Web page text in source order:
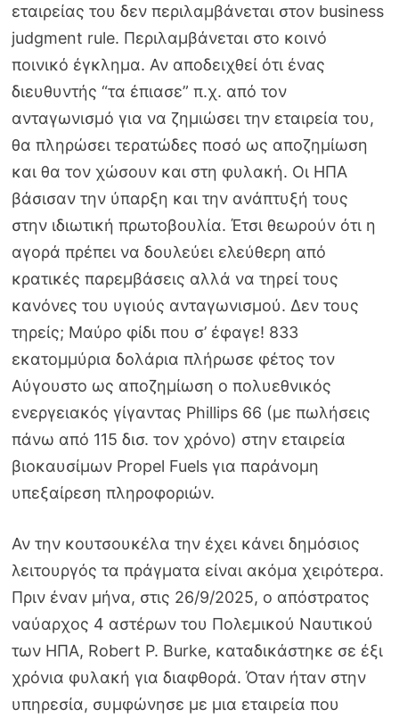
εταιρείας του δεν περιλαμβάνεται στον business
judgment rule. Περιλαμβάνεται στο κοινό
ποινικό έγκλημα. Αν αποδειχθεί ότι ένας
διευθυντής “τα έπιασε” π.χ. από τον
ανταγωνισμό για να ζημιώσει την εταιρεία του,
θα πληρώσει τερατώδες ποσό ως αποζημίωση
και θα τον χώσουν και στη φυλακή. Οι ΗΠΑ
βάσισαν την ύπαρξη και την ανάπτυξή τους
στην ιδιωτική πρωτοβουλία. Έτσι θεωρούν ότι η
αγορά πρέπει να δουλεύει ελεύθερη από
κρατικές παρεμβάσεις αλλά να τηρεί τους
κανόνες του υγιούς ανταγωνισμού. Δεν τους
τηρείς; Μαύρο φίδι που σ’ έφαγε! 833
εκατομμύρια δολάρια πλήρωσε φέτος τον
Αύγουστο ως αποζημίωση ο πολυεθνικός
ενεργειακός γίγαντας Phillips 66 (με πωλήσεις
πάνω από 115 δισ. τον χρόνο) στην εταιρεία
βιοκαυσίμων Propel Fuels για παράνομη
υπεξαίρεση πληροφοριών.
Αν την κουτσουκέλα την έχει κάνει δημόσιος
λειτουργός τα πράγματα είναι ακόμα χειρότερα.
Πριν έναν μήνα, στις 26/9/2025, ο απόστρατος
ναύαρχος 4 αστέρων του Πολεμικού Ναυτικού
των ΗΠΑ, Robert P. Burke, καταδικάστηκε σε έξι
χρόνια φυλακή για διαφθορά. Όταν ήταν στην
υπηρεσία, συμφώνησε με μια εταιρεία που